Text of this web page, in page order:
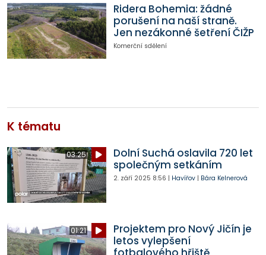
Ridera Bohemia: žádné
porušení na naší straně.
Jen nezákonné šetření ČIŽP
Komerční sdělení
K tématu
03:25
Dolní Suchá oslavila 720 let
společným setkáním
2. září 2025 8:56 | Havířov| Bára Kelnerová
01:21
Projektem pro Nový Jičín je
letos vylepšení